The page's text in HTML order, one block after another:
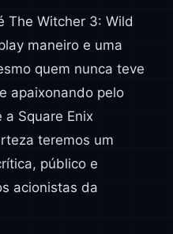
The Witcher 3: Wild
maneiro e uma
quem nunca teve
apaixonando pelo
a Square Enix
teremos um
público e
acionistas da